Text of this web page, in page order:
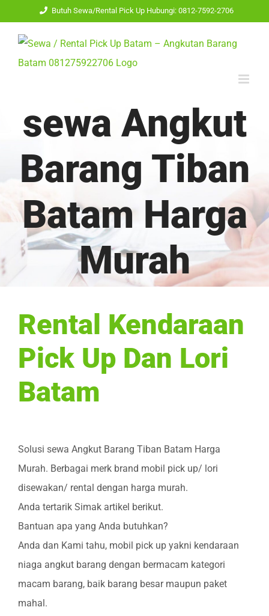
content
Butuh Sewa/Rental Pick Up Hubungi: 0812-7592-2706
sewa Angkut
Barang Tiban
Batam Harga
Murah
Rental Kendaraan
Pick Up Dan Lori
Batam
Solusi sewa Angkut Barang Tiban Batam Harga
Murah. Berbagai merk brand mobil pick up/ lori
disewakan/ rental dengan harga murah.
Anda tertarik Simak artikel berikut.
Bantuan apa yang Anda butuhkan?
Anda dan Kami tahu, mobil pick up yakni kendaraan
niaga angkut barang dengan bermacam kategori
macam barang, baik barang besar maupun paket
mahal.